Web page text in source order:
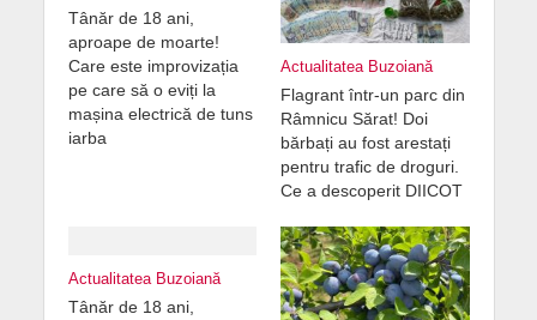
Tânăr de 18 ani,
aproape de moarte!
Care este improvizația
pe care să o eviți la
mașina electrică de tuns
iarba
Actualitatea Buzoiană
Flagrant într-un parc din
Râmnicu Sărat! Doi
bărbați au fost arestați
pentru trafic de droguri.
Ce a descoperit DIICOT
Actualitatea Buzoiană
Tânăr de 18 ani,